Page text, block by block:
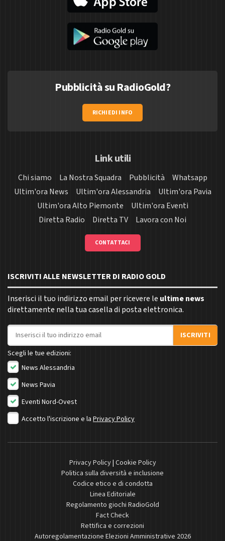
Pubblicità su RadioGold?
RICHIEDI INFO
Link utili
Chi siamo La Nostra Squadra Pubblicità
Whatsapp
Ultim'ora News
Ultim'ora Alessandria
Ultim'ora Pavia
Ultim'ora Alto Piemonte
Ultim'ora Eventi
Diretta Radio
Diretta TV Lavora con Noi
CONTATTACI
ISCRIVITI ALLE NEWSLETTER DI RADIO GOLD
Inserisci il tuo indirizzo email per ricevere le ultime news
direttamente nella tua casella di posta elettronica.
Indirizzo email
ISCRIVITI
Scegli le tue edizioni:
News Alessandria
News Pavia
Eventi Nord-Ovest
Accetto l'iscrizione e la Privacy Policy
Privacy Policy| Cookie Policy
Politica sulla diversità e inclusione
Codice etico e di condotta
Linea Editoriale
Regolamento giochi RadioGold
Fact Check
Rettifica e correzioni
Autoregolamentazione Elezioni Amministrative 2026